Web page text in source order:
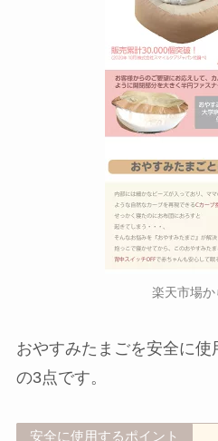
楽天市場か
おやすみたまごを安全に
の3点です。
安全に使用するポイント